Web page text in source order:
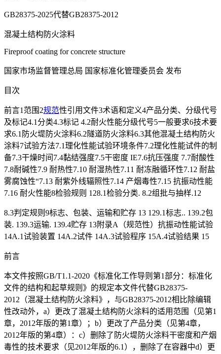
GB28375-2025代替GB28375-2012
混凝土结构防火涂料
Fireproof coating for concrete structure
国家市场监督管理总局 国家标准化管理委员会 发布
目次
前言1范围2规范性引用文件3术语和定义4产品分类、分级代号
及标记4.1分类4.3标记 4.2耐火性能分级代号5一般要求6技术要
求6.1防火堤防火涂料6.2隧道防火涂料6.3其他混凝土结构防火
涂料7试验方法7.1理化性能试验环境条件7.2理化性能试件的制
备7.3干燥时间7.4黏结强度7.5干密度 IE7.6抗压强度 7.7耐酸性
7.8耐碱性7.9 耐热性7.10 耐湿热性7.11 耐冻融循环性7.12 耐盐
雾腐蚀性“7.13 耐紫外线辐照性7.14 产烟毒性7.15 抗振动性能
7.16 耐火性能8检验规则 128.1检验分类. 8.2组批与抽样.12
8.3判定规则9标志、包装、运输和贮存 13 129.1标志.. 139.2包
装. 139.3运输. 139.4贮存 13附录A（规范性）抗振动性能试验
14A.1试验装置 14A.2试件 14A.3试验程序 15A.4试验结果 15
前言
本文件按照GB/T1.1-2020《标准化工作导则第1部分：标准化
文件的结构和起草规则》的规定本文件代替GB28375-
2012（混凝土结构防火涂料》，与GB28375-2012相比除编辑
性改动外，a）更改了混凝土结构防火涂料的适用范围（见第1
章，2012年版的第1章）；b）更改了产品分类（见第4章，
2012年版的第4章）：c）删除了防火堤防火涂料干密度和产烟
毒性的技术要求（见2012年版的6.1），删除了在容器中d）更